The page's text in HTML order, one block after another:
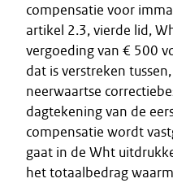
compensatie voor
artikel 2.3, vierde lid,
vergoeding van € 500
dat is verstreken
neerwaartse
dagtekening van de
compensatie wordt
gaat in de Wht
het totaalbedrag